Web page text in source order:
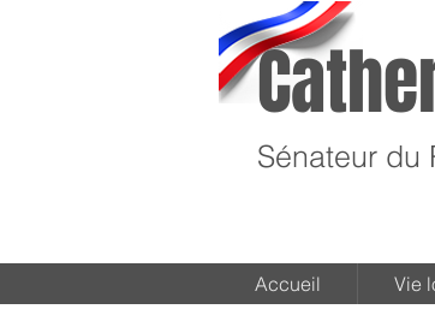
Sénateur du
Accueil Vie